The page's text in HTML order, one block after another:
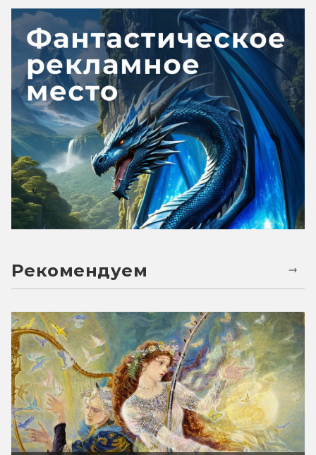
Рекомендуем